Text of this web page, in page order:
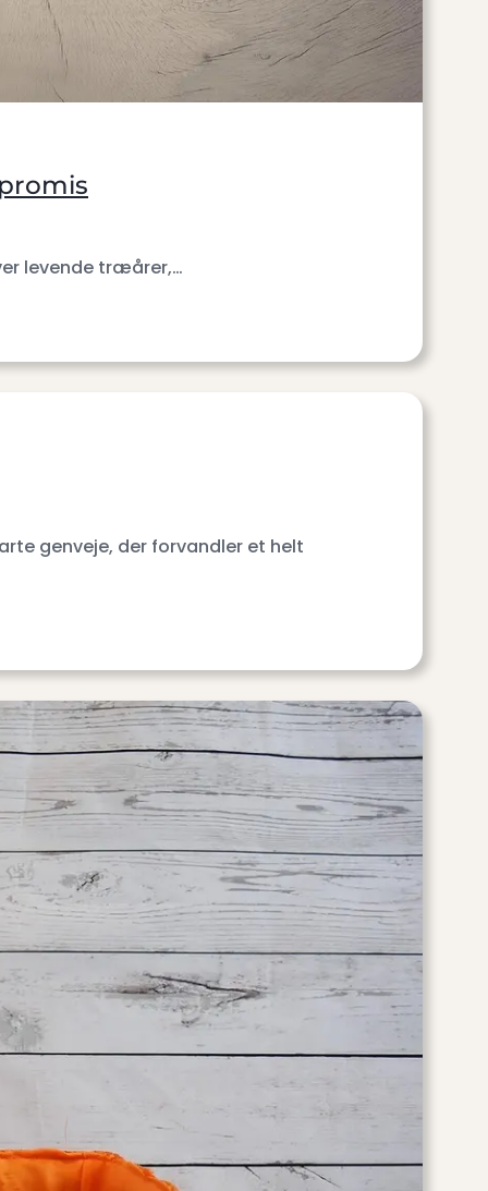
levende træårer,…
genveje, der forvandler et helt